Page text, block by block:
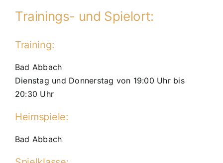
Trainings- und Spielort:
Training:
Bad Abbach
Dienstag und Donnerstag von 19:00 Uhr bis
20:30 Uhr
Heimspiele:
Bad Abbach